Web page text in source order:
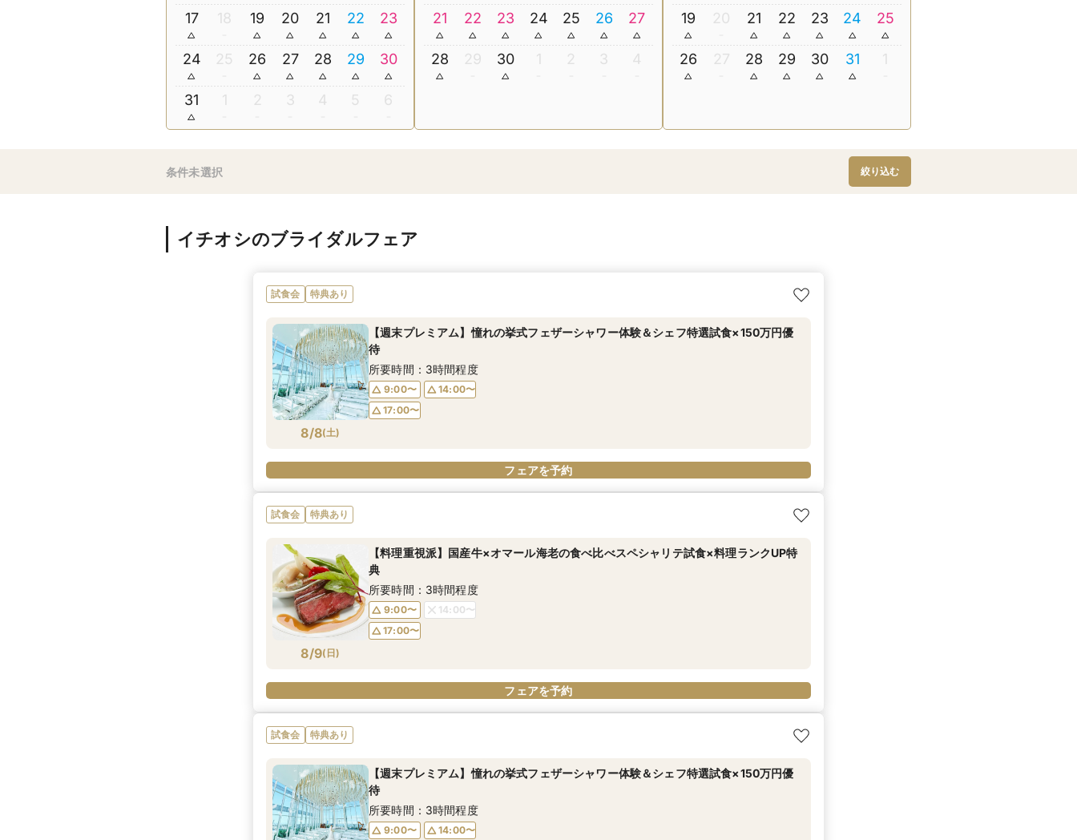
17 18 19 20 21 22 23
24 25 26 27 28 29 30
31 1 2 3 4 5 6
21 22 23 24 25 26 27
28 29 30 1 2 3 4
19 20 21 22 23 24 25
26 27 28 29 30 31 1
条件未選択 絞り込む
イチオシのブライダルフェア
試食会 特典あり
8/8(土)
【週末プレミアム】憧れの挙式フェザーシャワー体験＆シェフ特選試食×150万円優
待
所要時間：3時間程度
9:00〜
14:00〜
17:00〜
フェアを予約
試食会 特典あり
8/9( 日)
【料理重視派】国産牛×オマール海老の食べ比べスペシャリテ試食×料理ランクUP特
典
所要時間：3時間程度
9:00〜
14:00〜
17:00〜
フェアを予約
試食会 特典あり
【週末プレミアム】憧れの挙式フェザーシャワー体験＆シェフ特選試食×150万円優
待
所要時間：3時間程度
9:00〜
14:00〜